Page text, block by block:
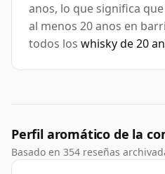
anos, lo que significa
al menos 20 anos en
todos los whisky de 20
Perfil aromático de la
Basado en 354 reseñas